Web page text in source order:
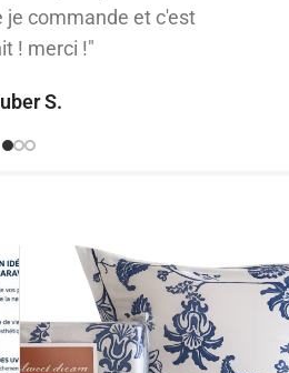
je commande et c'est
! merci !"
S.